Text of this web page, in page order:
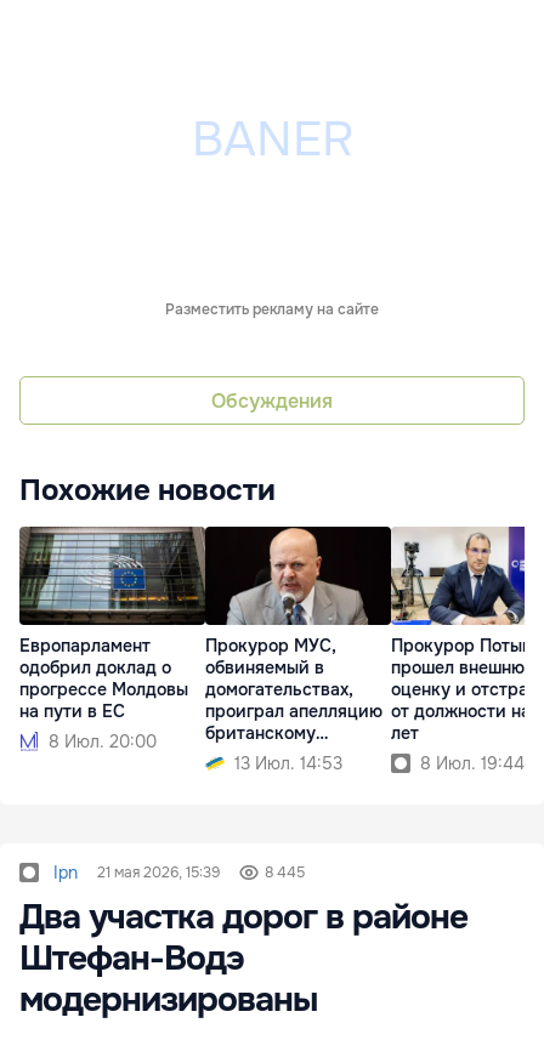
Разместить рекламу на сайте
Обсуждения
Похожие новости
Европарламент
одобрил доклад о
прогрессе Молдовы
на пути в ЕС
8 Июл. 20:00
Прокурор МУС,
обвиняемый в
домогательствах,
проиграл апелляцию
британскому
регулятору
13 Июл. 14:53
Прокурор
прошел внешнюю
оценку и
от должности на
лет
8 Июл. 19:44
Ipn 21 мая 2026, 15:39 8 445
Два участка дорог в районе
Штефан-Водэ
модернизированы